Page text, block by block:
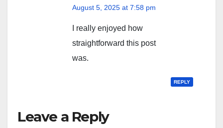
August 5, 2025 at 7:58 pm
I really enjoyed how
straightforward this post
was.
REPLY
Leave a Reply